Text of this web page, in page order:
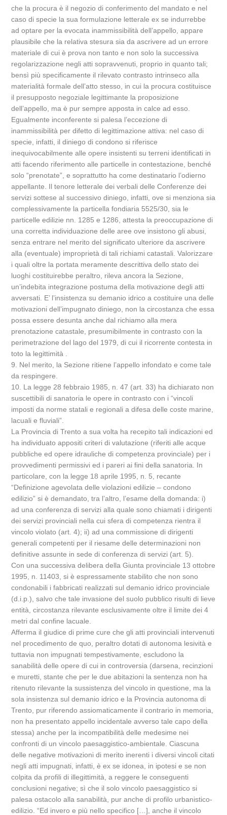
che la procura è il negozio di conferimento del mandato e nel
caso di specie la sua formulazione letterale ex se indurrebbe
ad optare per la evocata inammissibilità dell’appello, appare
plausibile che la relativa stesura sia da ascrivere ad un errore
materiale di cui è prova non tanto e non solo la successiva
regolarizzazione negli atti sopravvenuti, proprio in quanto tali;
bensì più specificamente il rilevato contrasto intrinseco alla
materialità formale dell’atto stesso, in cui la procura costituisce
il presupposto negoziale legittimante la proposizione
dell’appello, ma è pur sempre apposta in calce ad esso.
Egualmente inconferente si palesa l’eccezione di
inammissibilità per difetto di legittimazione attiva: nel caso di
specie, infatti, il diniego di condono si riferisce
inequivocabilmente alle opere insistenti su terreni identificati in
atti facendo riferimento alle particelle in contestazione, benché
solo “prenotate”, e soprattutto ha come destinatario l’odierno
appellante. Il tenore letterale dei verbali delle Conferenze dei
servizi sottese al successivo diniego, infatti, ove si menziona sia
complessivamente la particella fondiaria 5525/30, sia le
particelle edilizie nn. 1285 e 1286, attesta la preoccupazione di
una corretta individuazione delle aree ove insistono gli abusi,
senza entrare nel merito del significato ulteriore da ascrivere
alla (eventuale) improprietà di tali richiami catastali. Valorizzare
i quali oltre la portata meramente descrittiva dello stato dei
luoghi costituirebbe peraltro, rileva ancora la Sezione,
un’indebita integrazione postuma della motivazione degli atti
avversati. E’ l’insistenza su demanio idrico a costituire una delle
motivazioni dell’impugnato diniego, non la circostanza che essa
possa essere desunta anche dal richiamo alla mera
prenotazione catastale, presumibilmente in contrasto con la
perimetrazione del lago del 1979, di cui il ricorrente contesta in
toto la legittimità .
9. Nel merito, la Sezione ritiene l’appello infondato e come tale
da respingere.
10. La legge 28 febbraio 1985, n. 47 (art. 33) ha dichiarato non
suscettibili di sanatoria le opere in contrasto con i “vincoli
imposti da norme statali e regionali a difesa delle coste marine,
lacuali e fluviali”.
La Provincia di Trento a sua volta ha recepito tali indicazioni ed
ha individuato appositi criteri di valutazione (riferiti alle acque
pubbliche ed opere idrauliche di competenza provinciale) per i
provvedimenti permissivi ed i pareri ai fini della sanatoria. In
particolare, con la legge 18 aprile 1995, n. 5, recante
“Definizione agevolata delle violazioni edilizie – condono
edilizio” si è demandato, tra l’altro, l’esame della domanda: i)
ad una conferenza di servizi alla quale sono chiamati i dirigenti
dei servizi provinciali nella cui sfera di competenza rientra il
vincolo violato (art. 4); ii) ad una commissione di dirigenti
generali competenti per il riesame delle determinazioni non
definitive assunte in sede di conferenza di servizi (art. 5).
Con una successiva delibera della Giunta provinciale 13 ottobre
1995, n. 11403, si è espressamente stabilito che non sono
condonabili i fabbricati realizzati sul demanio idrico provinciale
(d.i.p.), salvo che tale invasione del suolo pubblico risulti di lieve
entità, circostanza rilevante esclusivamente oltre il limite dei 4
metri dal confine lacuale.
Afferma il giudice di prime cure che gli atti provinciali intervenuti
nel procedimento de quo, peraltro dotati di autonoma lesività e
tuttavia non impugnati tempestivamente, escludono la
sanabilità delle opere di cui in controversia (darsena, recinzioni
e muretti, stante che per le due abitazioni la sentenza non ha
ritenuto rilevante la sussistenza del vincolo in questione, ma la
sola insistenza sul demanio idrico e la Provincia autonoma di
Trento, pur riferendo assiomaticamente il contrario in memoria,
non ha presentato appello incidentale avverso tale capo della
stessa) anche per la incompatibilità delle medesime nei
confronti di un vincolo paesaggistico-ambientale. Ciascuna
delle negative motivazioni di merito inerenti i diversi vincoli citati
negli atti impugnati, infatti, è ex se idonea, in ipotesi e se non
colpita da profili di illegittimità, a reggere le conseguenti
conclusioni negative; sì che il solo vincolo paesaggistico si
palesa ostacolo alla sanabilità, pur anche di profilo urbanistico-
edilizio. “Ed invero e più nello specifico […], anche il vincolo